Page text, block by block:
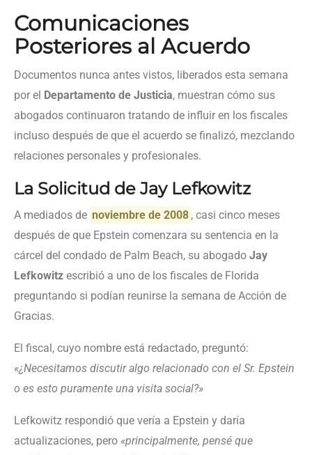
Comunicaciones
Posteriores al Acuerdo
Documentos nunca antes vistos, liberados esta semana
por el Departamento de Justicia, muestran cómo sus
abogados continuaron tratando de influir en los fiscales
incluso después de que el acuerdo se finalizó, mezclando
relaciones personales y profesionales.
La Solicitud de Jay Lefkowitz
A mediados de noviembre de 2008 , casi cinco meses
después de que Epstein comenzara su sentencia en la
cárcel del condado de Palm Beach, su abogado Jay
Lefkowitz escribió a uno de los fiscales de Florida
preguntando si podían reunirse la semana de Acción de
Gracias.
El fiscal, cuyo nombre está redactado, preguntó:
«¿Necesitamos discutir algo relacionado con el Sr. Epstein
o es esto puramente una visita social?»
Lefkowitz respondió que vería a Epstein y daría
actualizaciones, pero «principalmente, pensé que